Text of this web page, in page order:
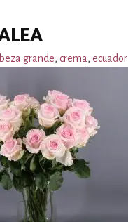
grande, crema, ecuador